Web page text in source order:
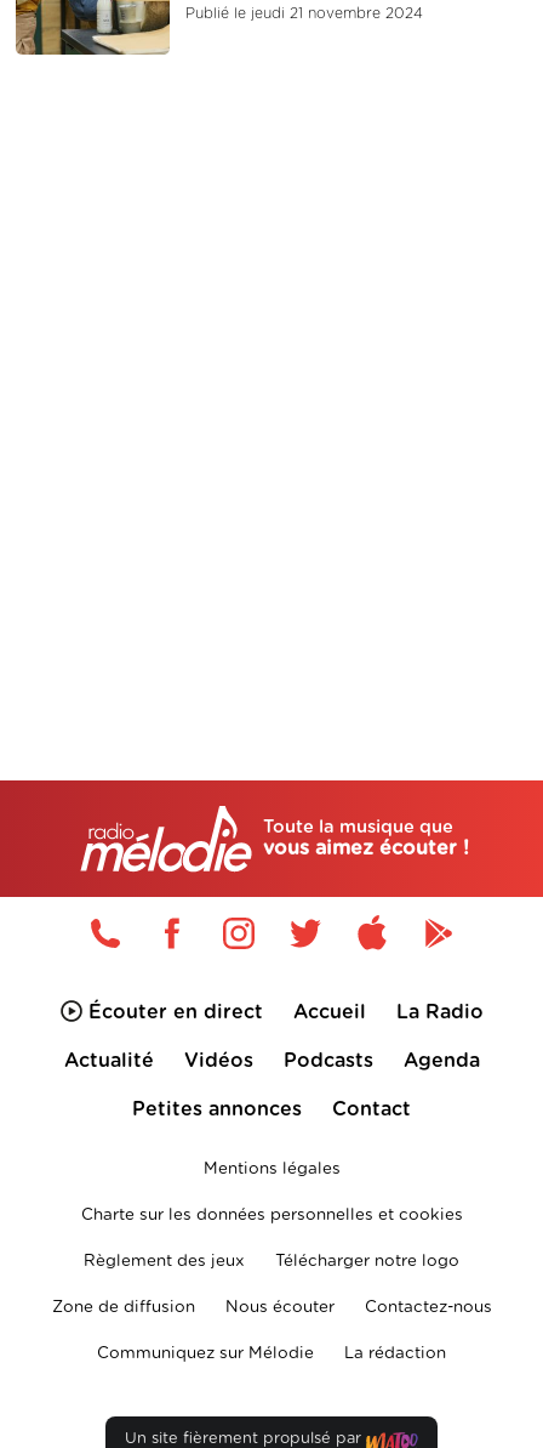
Publié le jeudi 21 novembre 2024
Toute la musique que
vous aimez écouter !
Écouter en direct Accueil La Radio
Actualité Vidéos Podcasts Agenda
Petites annonces Contact
Mentions légales
Charte sur les données personnelles et cookies
Règlement des jeux Télécharger notre logo
Zone de diffusion Nous écouter Contactez-nous
Communiquez sur Mélodie La rédaction
Un site fièrement propulsé par